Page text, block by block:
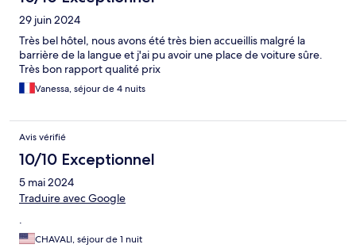
29 juin 2024
Très bel hôtel, nous avons été très bien accueillis malgré la
barrière de la langue et j'ai pu avoir une place de voiture sûre.
Très bon rapport qualité prix
Vanessa, séjour de 4 nuits
Avis vérifié
10/10 Exceptionnel
5 mai 2024
Traduire avec Google
.
CHAVALI, séjour de 1 nuit